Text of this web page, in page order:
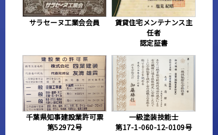
サラセーヌ工業会会員
賃貸住宅メンテナンス主
任者
認定証書
千葉県知事建設業許可票
第52972号
一級塗装技能士
第17-1-060-12-0109号